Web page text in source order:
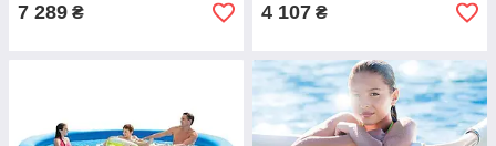
7 289 ₴ 4 107 ₴